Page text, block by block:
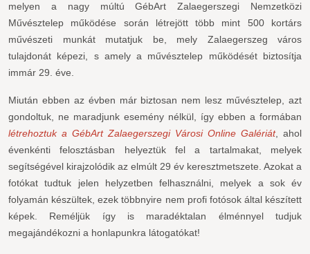
melyen a nagy múltú GébArt Zalaegerszegi Nemzetközi
Művésztelep működése során létrejött több mint 500 kortárs
művészeti munkát mutatjuk be, mely Zalaegerszeg város
tulajdonát képezi, s amely a művésztelep működését biztosítja
immár 29. éve.
Miután ebben az évben már biztosan nem lesz művésztelep, azt
gondoltuk, ne maradjunk esemény nélkül, így ebben a formában
létrehoztuk a GébArt Zalaegerszegi Városi Online Galériát, ahol
évenkénti felosztásban helyeztük fel a tartalmakat, melyek
segítségével kirajzolódik az elmúlt 29 év keresztmetszete. Azokat a
fotókat tudtuk jelen helyzetben felhasználni, melyek a sok év
folyamán készültek, ezek többnyire nem profi fotósok által készített
képek. Reméljük így is maradéktalan élménnyel tudjuk
megajándékozni a honlapunkra látogatókat!